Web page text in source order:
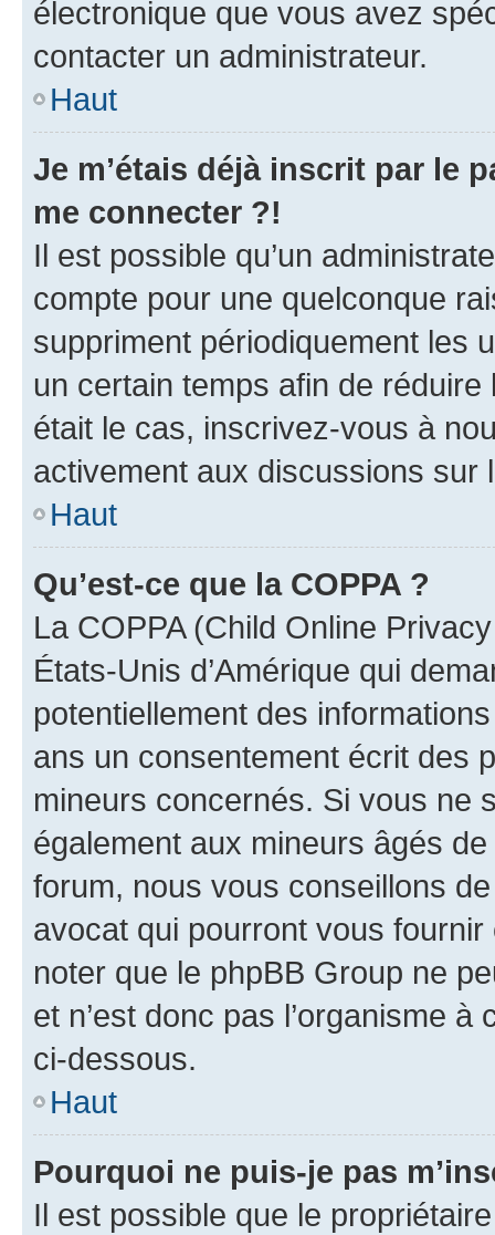
électronique que vous avez
contacter un administrateur.
Haut
Je m’étais déjà inscrit par le
me connecter ?!
Il est possible qu’un
compte pour une quelconque
suppriment périodiquement les
un certain temps afin de
était le cas, inscrivez-vous à
activement aux discussions sur
Haut
Qu’est-ce que la COPPA ?
La COPPA (Child Online
États-Unis d’Amérique qui
potentiellement des
ans un consentement écrit des
mineurs concernés. Si vous ne
également aux mineurs âgés
forum, nous vous conseillons
avocat qui pourront vous
noter que le phpBB Group ne
et n’est donc pas l’organisme
ci-dessous.
Haut
Pourquoi ne puis-je pas
Il est possible que le